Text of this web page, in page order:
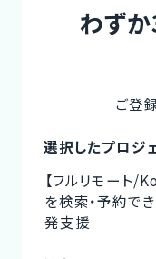
わず
ご登
選択したプロジ
【フルリモート/
を検索・予約で
発支援